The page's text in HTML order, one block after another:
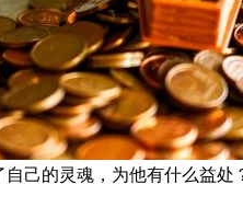
己的灵魂，为他有什么益处